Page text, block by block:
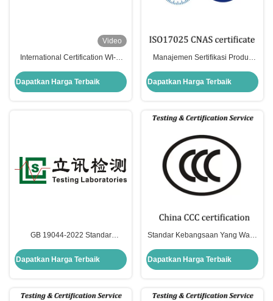
Video
International Certification WI-FI
updates
Dapatkan Harga Terbaik
Manajemen Sertifikasi Produk
Pembakaran Gas Komersial dan
Produk Lainnya
Dapatkan Harga Terbaik
GB 19044-2022 Standar
Lampu Fluoresen Berujung Dua
Untuk Pencahayaan Umum
Dapatkan Harga Terbaik
Standar Kebangsaan Yang Wajib
Berat Dan Zat Spesifik Dalam
Kemasan Ekspres
Dapatkan Harga Terbaik